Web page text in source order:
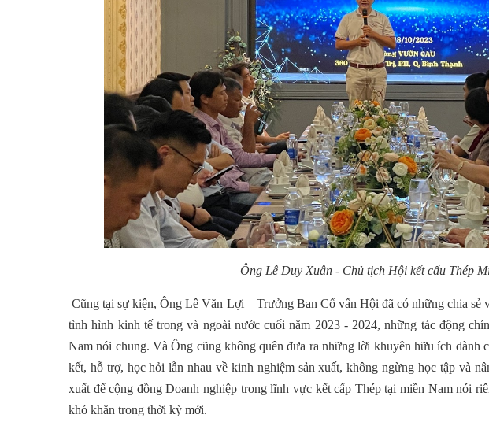
Ông Lê Duy Xuân- Chủ tịch Hội kết cấu Thép
Cũng tại sự kiện, Ông Lê Văn Lợi – Trưởng Ban Cố vấn Hội đã có những chia sẻ
tình hình kinh tế trong và ngoài nước cuối năm 2023 - 2024, những tác động
Nam nói chung. Và Ông cũng không quên đưa ra những lời khuyên hữu ích dành
kết, hỗ trợ, học hỏi lẫn nhau về kinh nghiệm sản xuất, không ngừng học tập và
xuất để cộng đồng Doanh nghiệp trong lĩnh vực kết cấp Thép tại miền Nam nói
khó khăn trong thời kỳ mới.